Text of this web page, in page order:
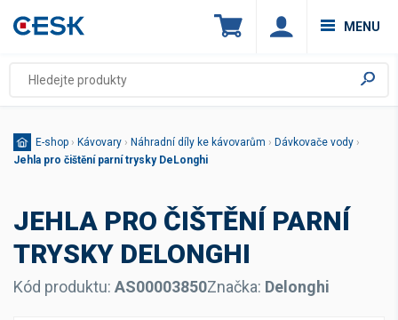
MENU
E-shop › Kávovary › Náhradní díly ke kávovarům › Dávkovače vody ›
Jehla pro čištění parní trysky DeLonghi
JEHLA PRO ČIŠTĚNÍ PARNÍ
TRYSKY DELONGHI
Kód produktu: AS00003850Značka: Delonghi